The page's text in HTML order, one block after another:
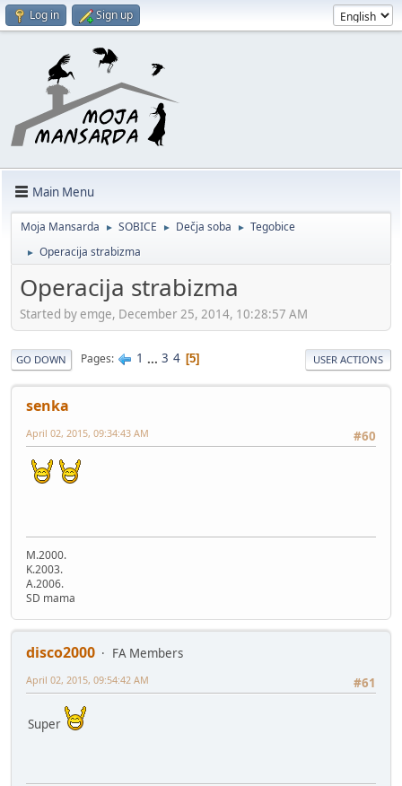
Log in Sign up
Main Menu
Moja Mansarda ► SOBICE ► Dečja soba ► Tegobice
► Operacija strabizma
Operacija strabizma
Started by emge, December 25, 2014, 10:28:57 AM
GO DOWN Pages 1 ... 3 4 5 USER ACTIONS
senka
#60
April 02, 2015, 09:34:43 AM
M.2000.
K.2003.
A.2006.
SD mama
disco2000
FA Members
#61
April 02, 2015, 09:54:42 AM
Super